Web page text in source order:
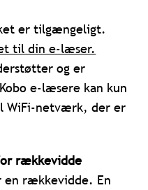
er tilgængeligt.
til din e-læser.
og er
e-læsere kan kun
WiFi-netværk, der er
rækkevidde
rækkevidde. En